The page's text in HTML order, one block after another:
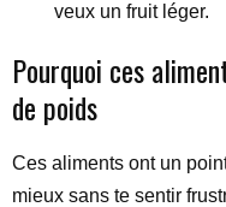
veux un fruit léger.
Pourquoi ces
de poids
Ces aliments ont un
mieux sans te sentir